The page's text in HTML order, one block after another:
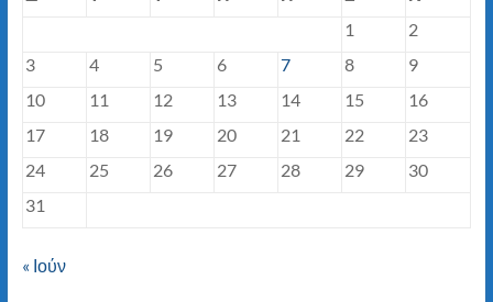
1
2
3
4 5 6 7 8
9
10
11 12 13 14 15
16
17
18 19 20 21 22
23
24
25 26 27 28 29
30
31
« Ιούν